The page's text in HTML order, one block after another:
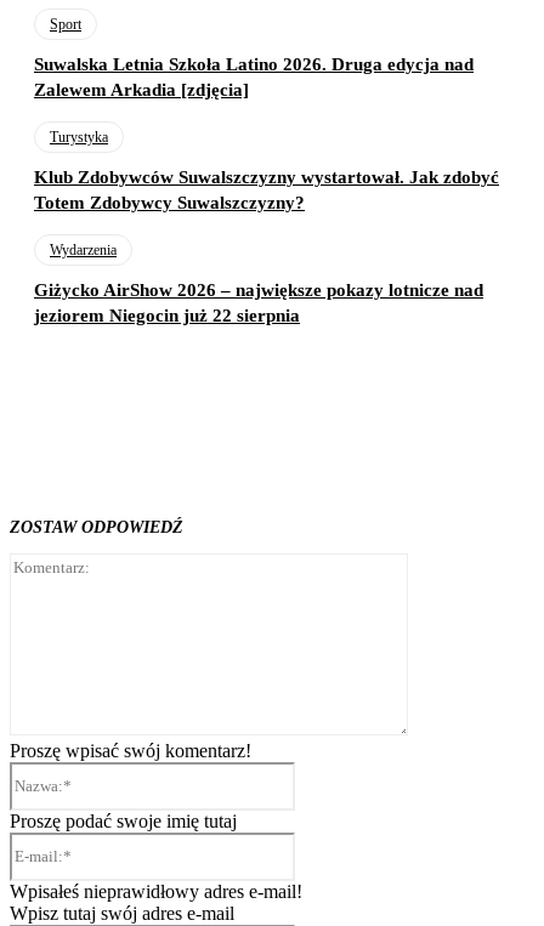
Sport
Suwalska Letnia Szkoła Latino 2026. Druga edycja nad
Zalewem Arkadia [zdjęcia]
Turystyka
Klub Zdobywców Suwalszczyzny wystartował. Jak zdobyć
Totem Zdobywcy Suwalszczyzny?
Wydarzenia
Giżycko AirShow 2026 – największe pokazy lotnicze nad
jeziorem Niegocin już 22 sierpnia
ZOSTAW ODPOWIEDŹ
Proszę wpisać swój komentarz!
Proszę podać swoje imię tutaj
Wpisałeś nieprawidłowy adres e-mail!
Wpisz tutaj swój adres e-mail